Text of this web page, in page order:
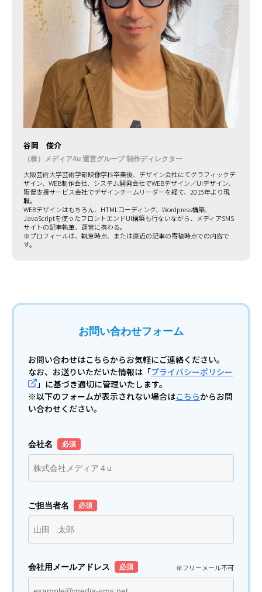
谷岡 俊介
（株）メディア4u 運営グループ 制作ディレクター
大阪芸術大学芸術学部映像学科卒業後、デザイン会社にてグラフィックデ
ザイン、WEB制作会社、システム開発会社でWEBデザイン／UIデザイン、
販促支援サービス会社でデザインチームリーダーを経て、2015年より現
職。
WEBデザインはもちろん、HTMLコーディング、Wordpress構築、
JavaScriptを使ったフロントエンドUI構築も行ないながら、メディアSMS
サイトの記事執筆、運営に携わる。
※プロフィールは、執筆時点、または直近の記事の寄稿時点での内容で
す。
お問い合わせフォーム
お問い合わせはこちらからお気軽にご連絡ください。
なお、お送りいただいた情報は「プライバシーポリシー
」に基づき適切に管理いたします。
※以下のフォームが表示されない場合はこちらからお問
い合わせください。
会社名
ご担当者名
会社用メールアドレス ※フリーメール不可